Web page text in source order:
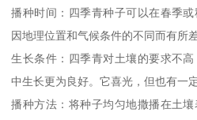
播种时间：四季青种子可以在春季
因地理位置和气候条件的不同而有所差
生长条件：四季青对土壤的要求不
中生长更为良好。它喜光，但也有一
播种方法：将种子均匀地撒播在土